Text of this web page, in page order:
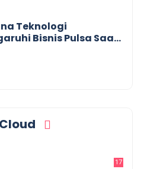
Teknologi
Bisnis Pulsa Saat
17